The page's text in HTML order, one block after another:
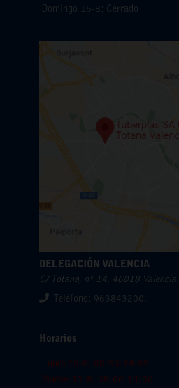
Domingo 16-8: Cerrado
DELEGACIÓN VALENCIA
C/ Totana, nº 14. 46018 Valencia.
Teléfono: 963843200.
Horarios
Lunes 10-8: 08:00-14:00
Martes 11-8: 08:00-14:00